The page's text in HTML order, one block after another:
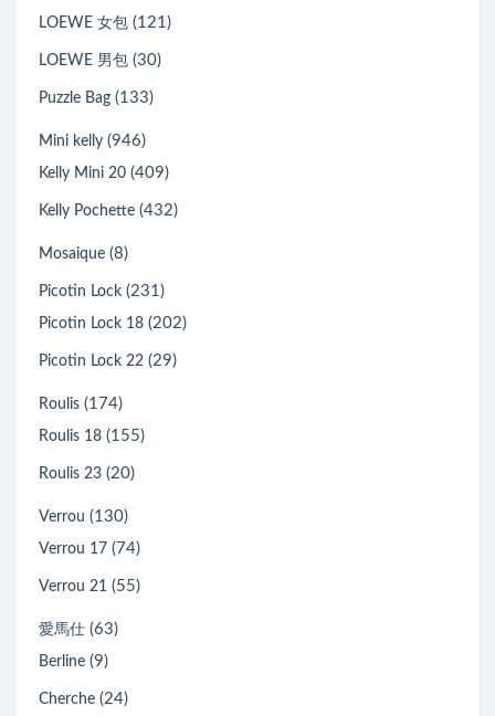
LOEWE 女包 (121)
LOEWE 男包 (30)
Puzzle Bag (133)
Mini kelly (946)
Kelly Mini 20 (409)
Kelly Pochette (432)
Mosaique (8)
Picotin Lock (231)
Picotin Lock 18 (202)
Picotin Lock 22 (29)
Roulis (174)
Roulis 18 (155)
Roulis 23 (20)
Verrou (130)
Verrou 17 (74)
Verrou 21 (55)
愛馬仕 (63)
Berline (9)
Cherche (24)